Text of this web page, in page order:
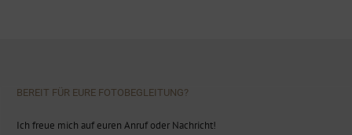
BEREIT FÜR EURE FOTOBEGLEITUNG?
Ich freue mich auf euren Anruf oder Nachricht!